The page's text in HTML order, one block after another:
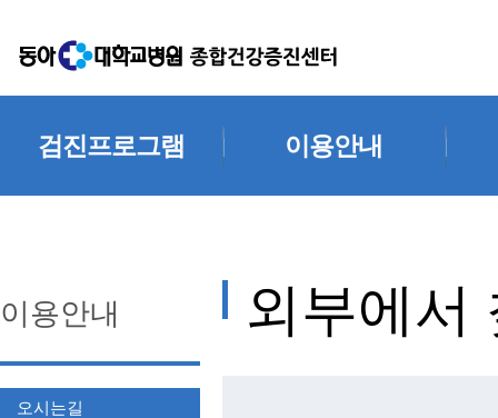
검진프로그램
추가검사
이용안내
검진 전 유의사항
자주하는 질문
이용안내
오시는길
외부에서